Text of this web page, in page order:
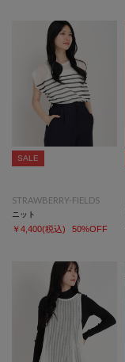
SALE
STRAWBERRY-FIELDS
ニット
￥4,400(税込) 50%OFF